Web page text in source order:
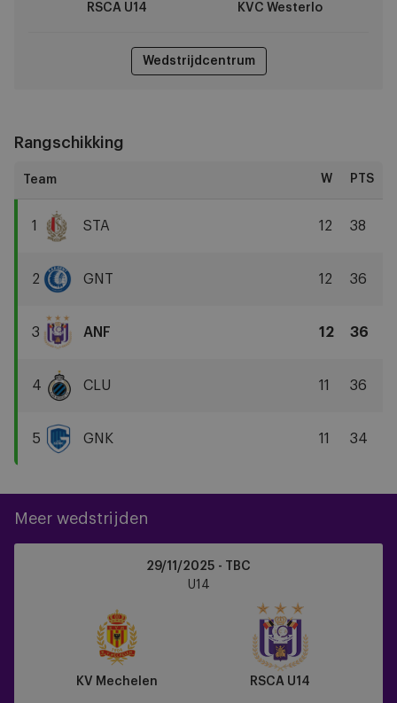
RSCA U14 KVC Westerlo
Wedstrijdcentrum
Rangschikking
W PTS
1
Liège
STA 12 38
2
Gent
GNT 12 36
3
U14
ANF 12 36
4
Brugge
CLU 11 36
5
GNK 11 34
Meer wedstrijden
29/11/2025 - TBC
U14
KV Mechelen RSCA U14